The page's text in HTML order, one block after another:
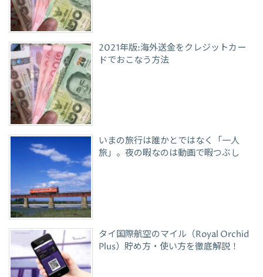
2021年版:海外送金をクレジットカー
ドでおこなう方法
いまの旅行は誰かとではなく「一人
旅」。夜の暇なのは動画で暇つぶし
タイ国際航空のマイル（Royal Orchid
Plus）貯め方・使い方を徹底解説！